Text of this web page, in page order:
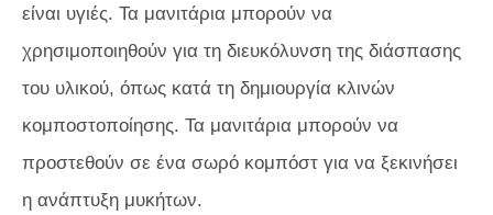
είναι υγιές. Τα μανιτάρια μπορούν να
χρησιμοποιηθούν για τη διευκόλυνση της διάσπασης
του υλικού, όπως κατά τη δημιουργία κλινών
κομποστοποίησης. Τα μανιτάρια μπορούν να
προστεθούν σε ένα σωρό κομπόστ για να ξεκινήσει
η ανάπτυξη μυκήτων.